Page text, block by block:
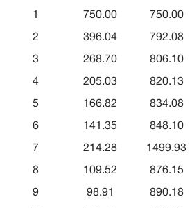
1 750.00 750.00
2 396.04 792.08
3 268.70 806.10
4 205.03 820.13
5 166.82 834.08
6 141.35 848.10
7 214.28 1499.93
8 109.52 876.15
9 98.91 890.18